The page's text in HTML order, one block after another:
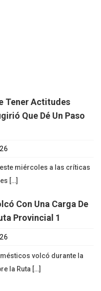
Tener Actitudes
Que Dé Un Paso
miércoles a las críticas
[…]
Con Una Carga De
Provincial 1
volcó durante la
la Ruta […]